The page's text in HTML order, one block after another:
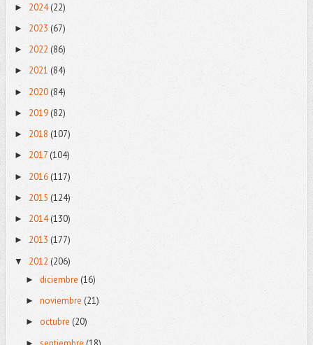
► 2024(22)
► 2023 (67)
► 2022 (86)
► 2021 (84)
► 2020 (84)
► 2019(82)
► 2018 (107)
► 2017 (104)
► 2016(117)
► 2015 (124)
► 2014(130)
► 2013 (177)
▼ 2012 (206)
► diciembre (16)
► noviembre (21)
► octubre (20)